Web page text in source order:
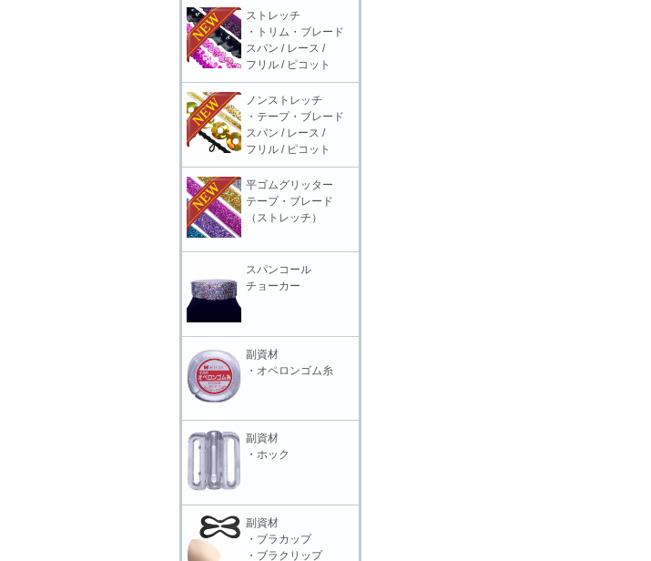
ストレッチ
・トリム・ブレード
スパン / レース /
フリル / ピコット
ノンストレッチ
・テープ・ブレード
スパン / レース /
フリル / ピコット
平ゴムグリッター
テープ・ブレード
（ストレッチ）
スパンコール
チョーカー
副資材
・オペロンゴム糸
副資材
・ホック
副資材
・ブラカップ
・ブラクリップ